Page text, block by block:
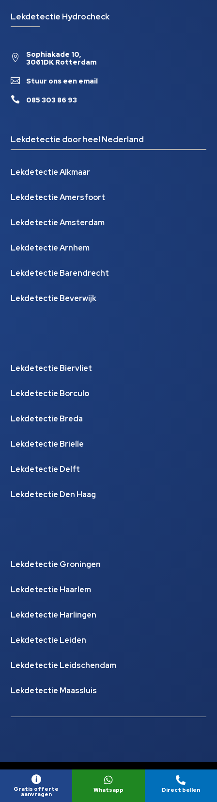
Lekdetectie Hydrocheck

Sophiakade 10,
3061DK Rotterdam
 Stuur ons een email
 085 303 86 93
Lekdetectie door heel Nederland
Lekdetectie Alkmaar
Lekdetectie Amersfoort
Lekdetectie Amsterdam
Lekdetectie Arnhem
Lekdetectie Barendrecht
Lekdetectie Beverwijk
Lekdetectie Biervliet
Lekdetectie Borculo
Lekdetectie Breda
Lekdetectie Brielle
Lekdetectie Delft
Lekdetectie Den Haag
Lekdetectie Groningen
Lekdetectie Haarlem
Lekdetectie Harlingen
Lekdetectie Leiden
Lekdetectie Leidschendam
Lekdetectie Maassluis
© Copyright Lekdetectie Hydrocheck |
Website laten
maken door Flexamedia

Gratis offerte
aanvragen

Whatsapp

Direct bellen